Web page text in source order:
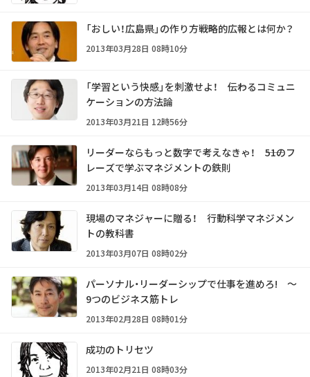
「おしい！広島県」の作り方――戦略的広報とは何か？
2013年03月28日 08時10分
「学習という快感」を刺激せよ！ ――伝わるコミュニ
ケーションの方法論
2013年03月21日 12時56分
リーダーならもっと数字で考えなきゃ！ ――51のフ
レーズで学ぶマネジメントの鉄則
2013年03月14日 08時08分
現場のマネジャーに贈る！ 行動科学マネジメン
トの教科書
2013年03月07日 08時02分
パーソナル・リーダーシップで仕事を進めろ! ～
9つのビジネス筋トレ
2013年02月28日 08時01分
成功のトリセツ
2013年02月21日 08時03分